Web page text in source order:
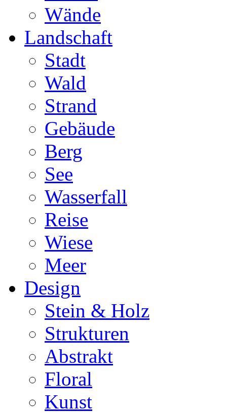
Wände
Landschaft
Stadt
Wald
Strand
Gebäude
Berg
See
Wasserfall
Reise
Wiese
Meer
Design
Stein & Holz
Strukturen
Abstrakt
Floral
Kunst